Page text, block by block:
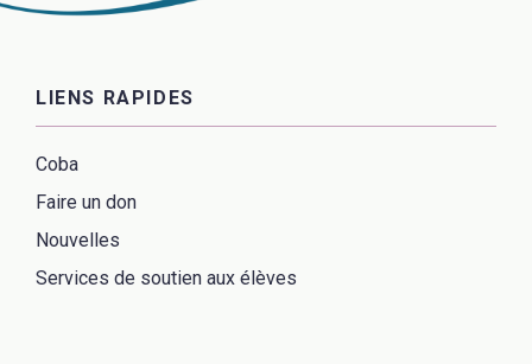
LIENS RAPIDES
Coba
Faire un don
Nouvelles
Services de soutien aux élèves